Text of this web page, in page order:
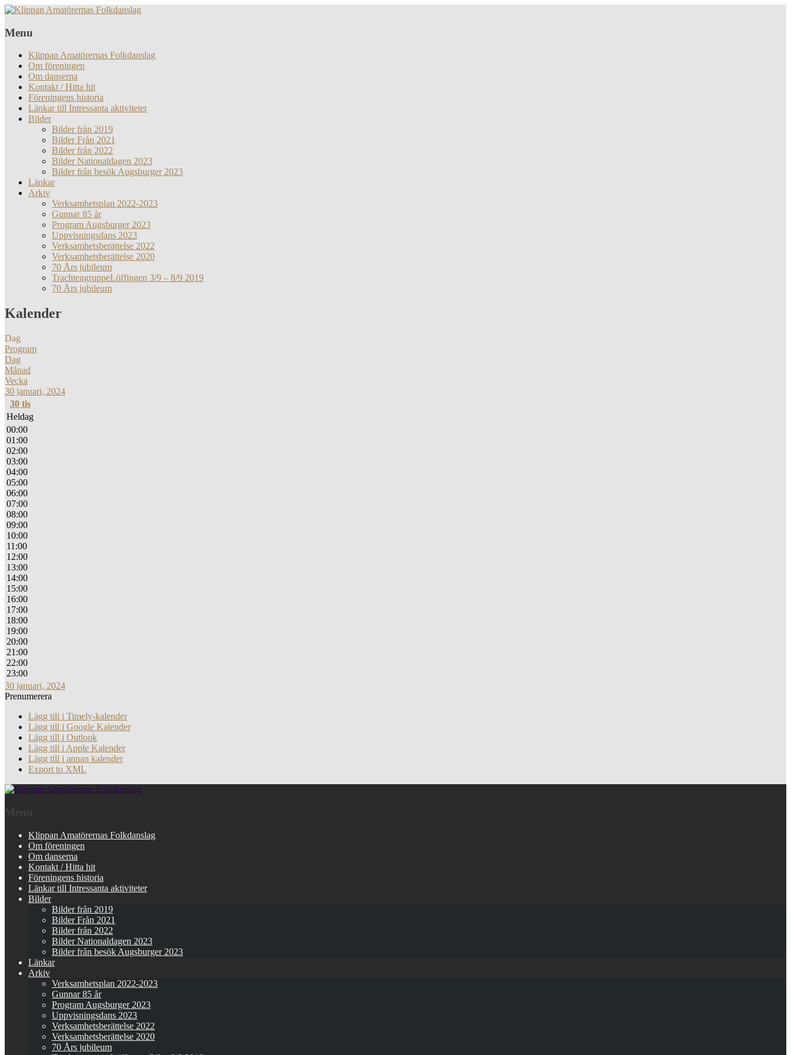
Menu
Klippan Amatörernas Folkdanslag
Om föreningen
Om danserna
Kontakt / Hitta hit
Föreningens historia
Länkar till Intressanta aktiviteter
Bilder
Bilder från 2019
Bilder Från 2021
Bilder från 2022
Bilder Nationaldagen 2023
Bilder från besök Augsburger 2023
Länkar
Arkiv
Verksamhetsplan 2022-2023
Gunnar 85 år
Program Augsburger 2023
Uppvisningsdans 2023
Verksamhetsberättelse 2022
Verksamhetsberättelse 2020
70 Års jubileum
TrachtengruppeLöffingen 3/9 – 8/9 2019
70 Års jubileum
Kalender
Dag
Program
Dag
Månad
Vecka
30 januari, 2024
30 tis
Heldag
00:00
01:00
02:00
03:00
04:00
05:00
06:00
07:00
08:00
09:00
10:00
11:00
12:00
13:00
14:00
15:00
16:00
17:00
18:00
19:00
20:00
21:00
22:00
23:00
30 januari, 2024
Prenumerera
Lägg till i Timely-kalender
Lägg till i Google Kalender
Lägg till i Outlook
Lägg till i Apple Kalender
Lägg till i annan kalender
Export to XML
Menu
Klippan Amatörernas Folkdanslag
Om föreningen
Om danserna
Kontakt / Hitta hit
Föreningens historia
Länkar till Intressanta aktiviteter
Bilder
Bilder från 2019
Bilder Från 2021
Bilder från 2022
Bilder Nationaldagen 2023
Bilder från besök Augsburger 2023
Länkar
Arkiv
Verksamhetsplan 2022-2023
Gunnar 85 år
Program Augsburger 2023
Uppvisningsdans 2023
Verksamhetsberättelse 2022
Verksamhetsberättelse 2020
70 Års jubileum